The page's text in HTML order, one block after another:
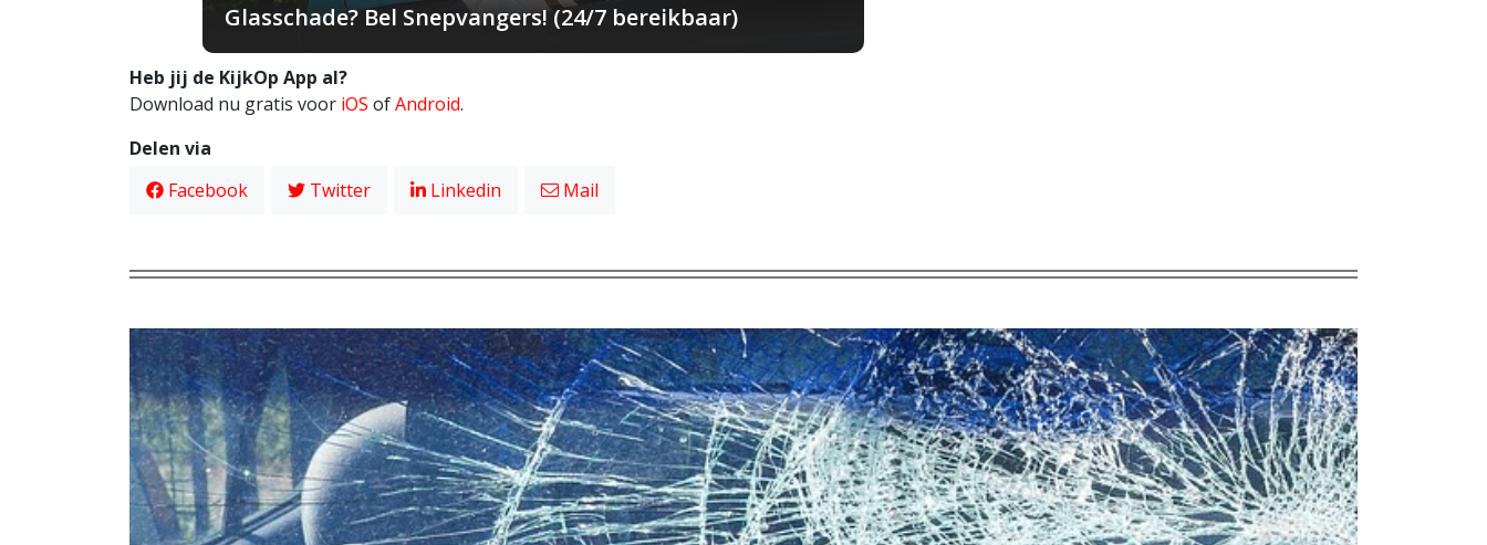
Glasschade? Bel Snepvangers! (24/7 bereikbaar)
Heb jij de KijkOp App al?
Download nu gratis voor iOS ofAndroid.
Delen via
Facebook
Twitter Linkedin Mail